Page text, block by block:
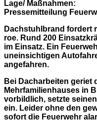
Lage/ Maßnahmen:
Pressemitteilung
Dachstuhlbrand fordert
roe. Rund 200
im Einsatz. Ein
uneinsichtigen
angefahren.
Bei Dacharbeiten geriet
Mehrfamilienhauses in
vorbildlich, setzte
ein. Leider ohne den
sofort die Feuerwehr